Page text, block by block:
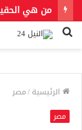
من هي
بحث
الرئيسية/مصر
مصر